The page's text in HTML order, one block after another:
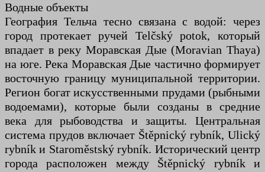
Водные объекты
География Тельча тесно связана с водой: через
город протекает ручей Telčský potok, который
впадает в реку Моравская Дые (Moravian Thaya)
на юге. Река Моравская Дые частично формирует
восточную границу муниципальной территории.
Регион богат искусственными прудами (рыбными
водоемами), которые были созданы в средние
века для рыбоводства и защиты. Центральная
система прудов включает Štěpnický rybník, Ulický
rybník и Staroměstský rybník. Исторический центр
города расположен между Štěpnický rybník и